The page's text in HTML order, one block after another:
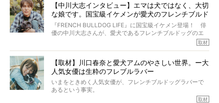
太郎のオーナーである佐藤さんご夫婦に、治療の選択やケ
アについて詳しくお話しをうかがいました。
り添いたいと思う。
その悲しみをいますぐ解消することはできないが、話をき
いて、泣いたり笑ったりするのもいいだろう。
こんな子だった、こんなにいい子だった、ほんとうに愛し
ていたと。
ぼくらは上沼恵美子さんのご自宅へ伺って、お話をきこう
と思った。
【中川大志インタビュー】エマは犬ではなく、大切
な娘です。国宝級イケメンが愛犬のフレンチブルド
ッグと一緒に登場
『FRENCH BULLDOG LIFE』に国宝級イケメン登場！ 俳
優の中川大志さんが、愛犬であるフレンチブルドッグのエ
マちゃん（2歳の女の子）にメロメロとの情報を聞きつけ、
カエピソードが次から次へと飛び出しました。
取材
【取材】川口春奈と愛犬アムのやさしい世界。ー大
人気女優は生粋のフレブルラバー
いまをときめく人気女優が、フレンチブルドッグラバーで
あるという事実。
取材